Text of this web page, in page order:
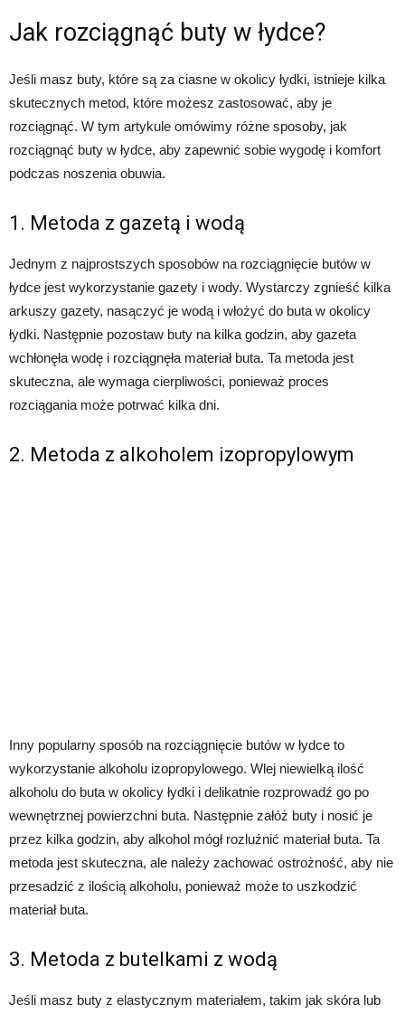
Jak rozciągnąć buty w łydce?
Jeśli masz buty, które są za ciasne w okolicy łydki, istnieje kilka
skutecznych metod, które możesz zastosować, aby je
rozciągnąć. W tym artykule omówimy różne sposoby, jak
rozciągnąć buty w łydce, aby zapewnić sobie wygodę i komfort
podczas noszenia obuwia.
1. Metoda z gazetą i wodą
Jednym z najprostszych sposobów na rozciągnięcie butów w
łydce jest wykorzystanie gazety i wody. Wystarczy zgnieść kilka
arkuszy gazety, nasączyć je wodą i włożyć do buta w okolicy
łydki. Następnie pozostaw buty na kilka godzin, aby gazeta
wchłonęła wodę i rozciągnęła materiał buta. Ta metoda jest
skuteczna, ale wymaga cierpliwości, ponieważ proces
rozciągania może potrwać kilka dni.
2. Metoda z alkoholem izopropylowym
Inny popularny sposób na rozciągnięcie butów w łydce to
wykorzystanie alkoholu izopropylowego. Wlej niewielką ilość
alkoholu do buta w okolicy łydki i delikatnie rozprowadź go po
wewnętrznej powierzchni buta. Następnie załóż buty i nosić je
przez kilka godzin, aby alkohol mógł rozluźnić materiał buta. Ta
metoda jest skuteczna, ale należy zachować ostrożność, aby nie
przesadzić z ilością alkoholu, ponieważ może to uszkodzić
materiał buta.
3. Metoda z butelkami z wodą
Jeśli masz buty z elastycznym materiałem, takim jak skóra lub